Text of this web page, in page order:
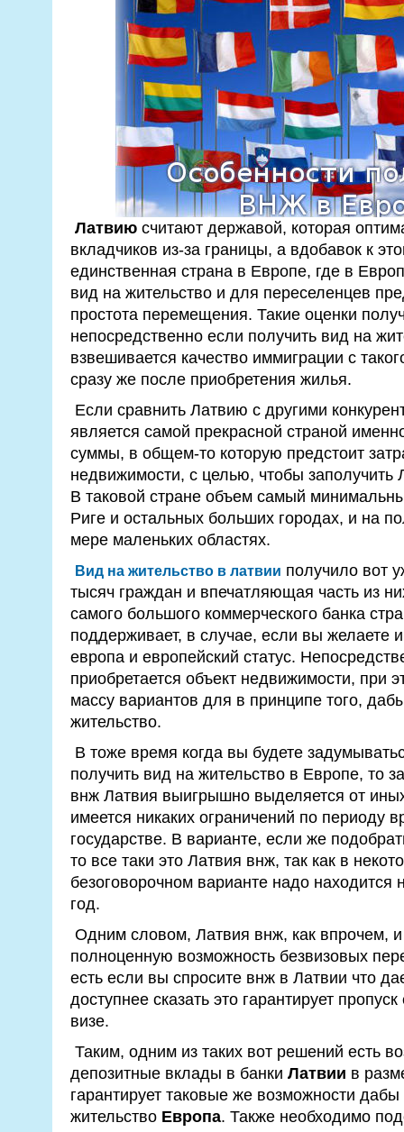
Латвиюсчитают державой, которая
вкладчиков из-за границы, а вдобавок к
единственная страна в Европе, где в
вид на жительство и для переселенцев
простота перемещения. Такие оценки
непосредственно если получить вид на
взвешивается качество иммиграции с
сразу же после приобретения жилья.
Если сравнить Латвию с другими
является самой прекрасной страной
суммы, в общем-то которую предстоит
недвижимости, с целью, чтобы заполучить
В таковой стране объем самый
Риге и остальных больших городах, и на
мере маленьких областях.
Вид на жительство в латвии получило вот
тысяч граждан и впечатляющая часть из
самого большого коммерческого банка
поддерживает, в случае, если вы желаете
европа и европейский статус.
приобретается объект недвижимости, при
массу вариантов для в принципе того,
жительство.
В тоже время когда вы будете
получить вид на жительство в Европе, то
внж Латвия выигрышно выделяется от
имеется никаких ограничений по периоду
государстве. В варианте, если же
то все таки это Латвия внж, так как в
безоговорочном варианте надо
год.
Одним словом, Латвия внж, как впрочем,
полноценную возможность безвизовых
есть если вы спросите внж в Латвии что
доступнее сказать это гарантирует
визе.
Таким, одним из таких вот решений есть
депозитные вклады в банки Латвии в
гарантирует таковые же возможности
жительство Европа. Также необходимо